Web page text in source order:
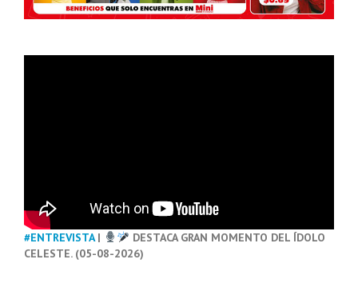
#ENTREVISTA|
DESTACA GRAN MOMENTO DEL ÍDOLO
CELESTE. (05-08-2026)